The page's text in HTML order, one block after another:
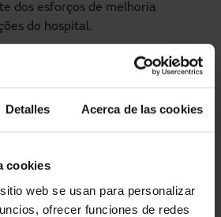
Detalles Acerca de las cookies
cookies
web se usan para personalizar
ofrecer funciones de redes
dos esforços de melhoria
do hospital.
de correr herméticaseportas
para dar acesso aos blocos
A porta hermética garante uma
qualquer tipo de contágio e a
externos.